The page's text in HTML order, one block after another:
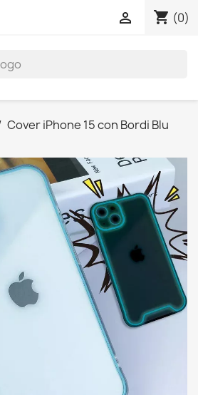
shopping_cart (0)

Cover iPhone 15 con Bordi Blu